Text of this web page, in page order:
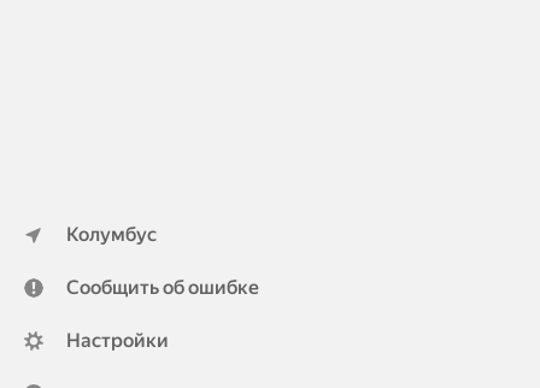
Колумбус
Сообщить об ошибке
Настройки